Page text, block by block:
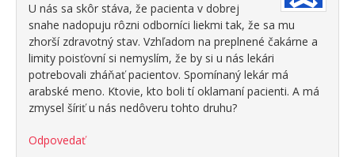
U nás sa skôr stáva, že pacienta v dobrej
snahe nadopuju rôzni odborníci liekmi tak, že sa mu
zhorší zdravotný stav. Vzhľadom na preplnené čakárne a
limity poisťovní si nemyslím, že by si u nás lekári
potrebovali zháňať pacientov. Spomínaný lekár má
arabské meno. Ktovie, kto boli tí oklamaní pacienti. A má
zmysel šíriť u nás nedôveru tohto druhu?
Odpovedať